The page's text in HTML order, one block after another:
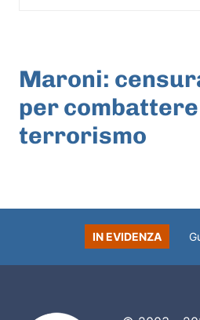
Maroni:
per
terrorismo
IN EVIDENZA